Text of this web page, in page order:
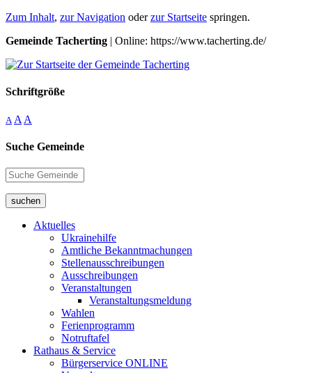
Zum Inhalt, zur Navigation oderzur Startseite springen.
Gemeinde Tacherting | Online: https://www.tacherting.de/
Schriftgröße
A A A
Suche Gemeinde
suchen
Aktuelles
Ukrainehilfe
Amtliche Bekanntmachungen
Stellenausschreibungen
Ausschreibungen
Veranstaltungen
Veranstaltungsmeldung
Wahlen
Ferienprogramm
Notruftafel
Rathaus & Service
Bürgerservice ONLINE